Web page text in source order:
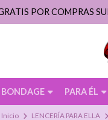
BONDAGE PARA ÉL
POR COMPRAS
Inicio LENCERÍA PARA ELLA